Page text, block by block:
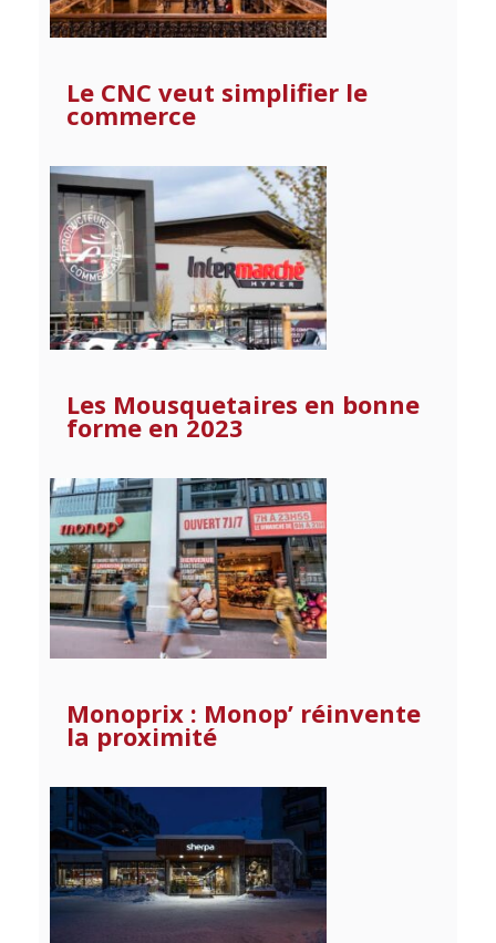
Le CNC veut simplifier le
commerce
Les Mousquetaires en bonne
forme en 2023
Monoprix : Monop’ réinvente
la proximité